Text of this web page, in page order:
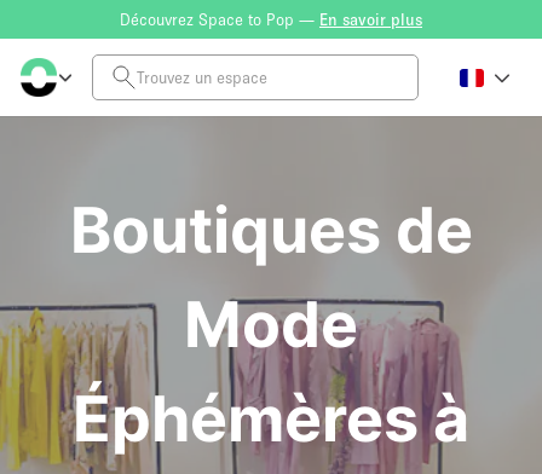
Découvrez Space to Pop — En savoir plus
Boutiques de
Mode
Éphémères à